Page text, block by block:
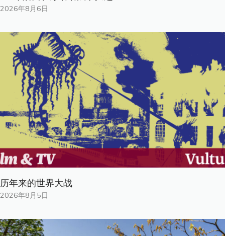
2026年8月6日
历年来的世界大战
2026年8月5日